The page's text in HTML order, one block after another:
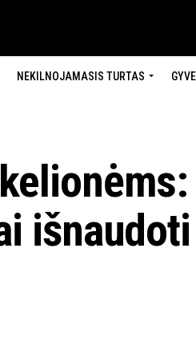
NEKILNOJAMASIS TURTAS